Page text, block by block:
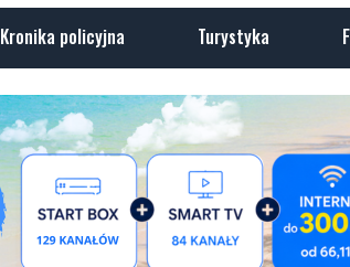
Kronika policyjna Turystyka